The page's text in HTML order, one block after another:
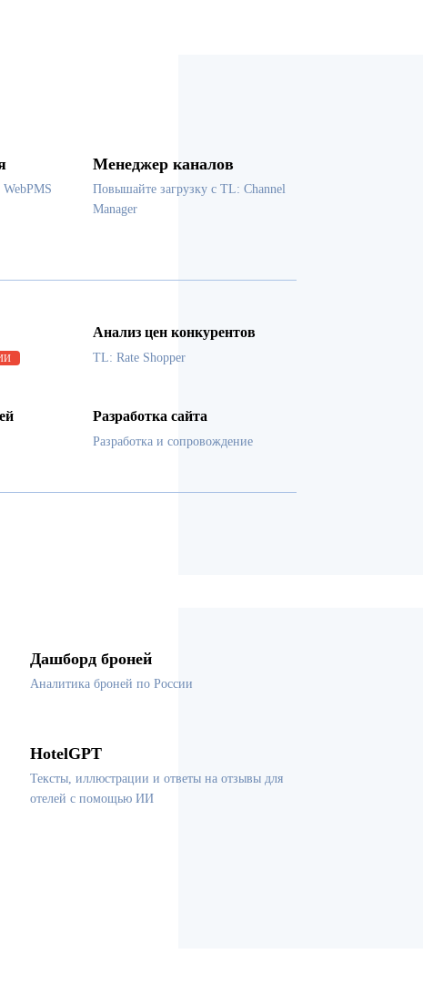
Менеджер каналов
Повышайте загрузку с TL: Channel
Manager
Анализ цен конкурентов
TL: Rate Shopper
Разработка сайта
Разработка и сопровождение
Дашборд броней
Аналитика броней по России
HotelGPT
Тексты, иллюстрации и ответы на отзывы для
отелей с помощью ИИ